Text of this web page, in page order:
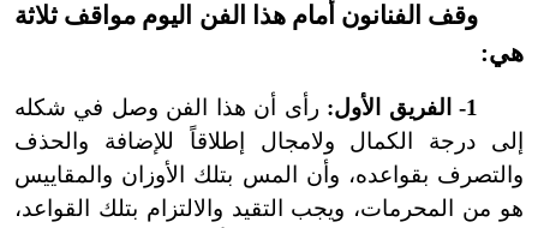
وقف الفنانون أمام هذا الفن اليوم مواقف ثلاثة
هي:
1
-الفريق الأول: رأى أن هذا الفن وصل في شكله
إلى درجة الكمال ولامجال إطلاقاً للإضافة والحذف
والتصرف بقواعده، وأن المس بتلك الأوزان والمقاييس
هو من المحرمات، ويجب التقيد والالتزام بتلك القواعد،